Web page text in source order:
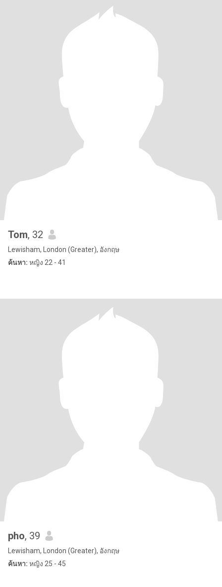
Tom, 32
Lewisham, London (Greater), อังกฤษ
ค้นหา: หญิง 22 - 41
pho, 39
Lewisham, London (Greater), อังกฤษ
ค้นหา: หญิง 25 - 45